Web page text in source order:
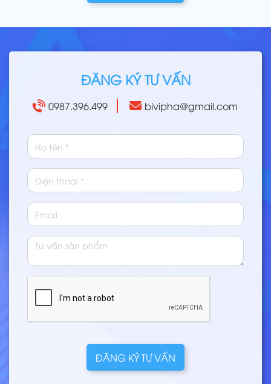
ĐĂNG KÝ TƯ VẤN
0987.396.499 bivipha@gmail.com
ĐĂNG KÝ TƯ VẤN